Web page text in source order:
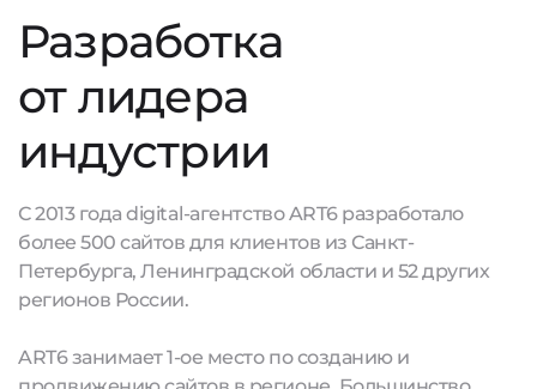
Разработка
от лидера
индустрии
С 2013 года digital-агентство ART6 разработало
более 500 сайтов для клиентов из Санкт-
Петербурга, Ленинградской области и 52 других
регионов России.
ART6 занимает 1-ое место по созданию и